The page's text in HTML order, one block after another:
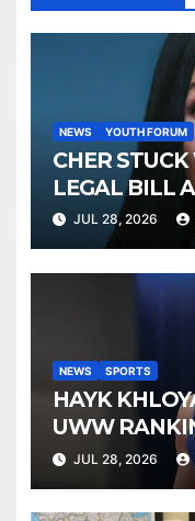
NEWS YOUTH FORUM
CHER
LEGAL BILL
SONNY
JUL 28, 2026
NEWS SPORTS
HAYK
UWW
BUDAPEST
JUL 28, 2026